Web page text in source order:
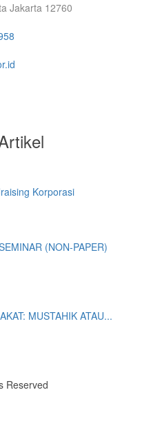
Jakarta 12760
Korporasi
(NON-PAPER)
MUSTAHIK ATAU...
Reserved